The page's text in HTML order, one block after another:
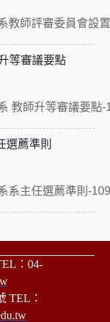
教師評審委員會設
等審議要點
教師升等審議要點
選薦準則
系主任選薦準則-
：04-
TEL：